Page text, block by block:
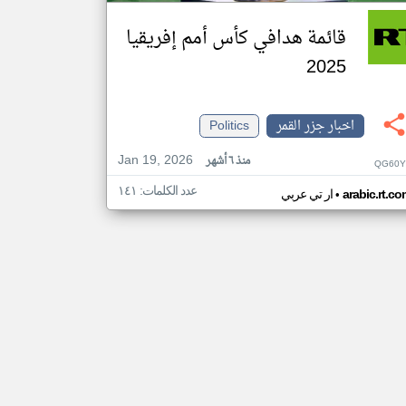
قائمة هدافي كأس أمم إفريقيا
2025
اخبار جزر القمر
Politics
Jan 19, 2026
منذ ٦ أشهر
ار تي عربي• عدد الكلمات: ١٤١